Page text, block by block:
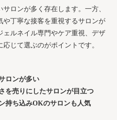
ロンが多く存在します。一方、
丁寧な接客を重視するサロンが
ェルネイル専門やケア重視、デザ
じて選ぶのがポイントです。
ロンが多い
を売りにしたサロンが目立つ
持ち込みOKのサロンも人気